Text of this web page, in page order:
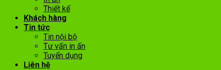
Thiết kế
Khách hàng
Tin tức
Tin nội bộ
Tư vấn in ấn
Tuyển dụng
Liên hệ